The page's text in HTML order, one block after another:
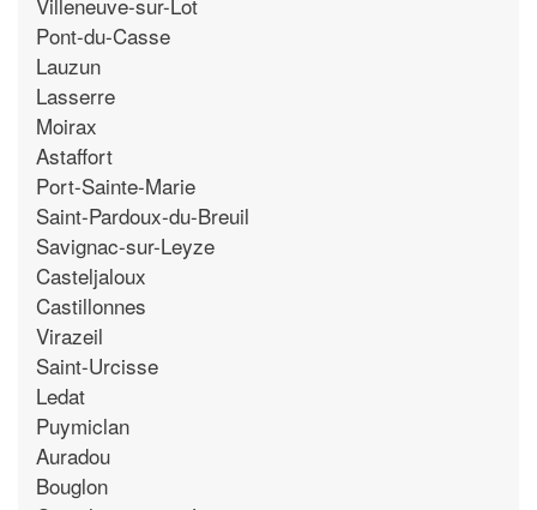
Pont-du-Casse
Lauzun
Lasserre
Moirax
Astaffort
Port-Sainte-Marie
Saint-Pardoux-du-Breuil
Savignac-sur-Leyze
Casteljaloux
Castillonnes
Virazeil
Saint-Urcisse
Ledat
Puymiclan
Auradou
Bouglon